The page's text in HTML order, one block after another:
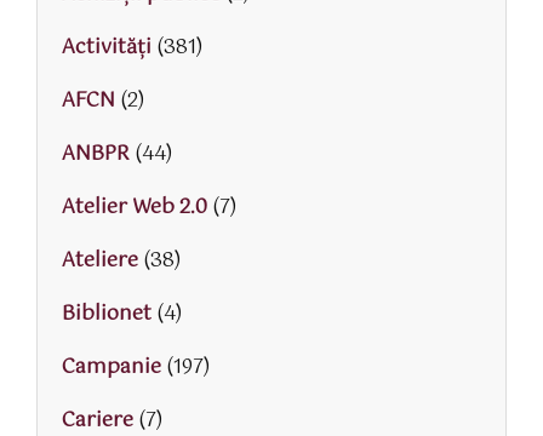
Activităţi (381)
AFCN (2)
ANBPR (44)
Atelier Web 2.0 (7)
Ateliere (38)
Biblionet (4)
Campanie (197)
Cariere (7)